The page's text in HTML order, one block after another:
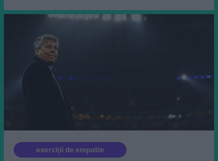
exerciții de empatie